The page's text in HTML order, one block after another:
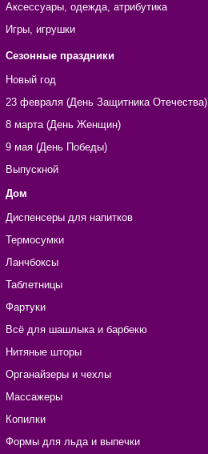
Аксессуары, одежда, атрибутика
Игры, игрушки
Сезонные праздники
Новый год
23 февраля (День Защитника Отечества)
8 марта (День Женщин)
9 мая (День Победы)
Выпускной
Дом
Диспенсеры для напитков
Термосумки
Ланчбоксы
Таблетницы
Фартуки
Всё для шашлыка и барбекю
Нитяные шторы
Органайзеры и чехлы
Массажеры
Копилки
Формы для льда и выпечки